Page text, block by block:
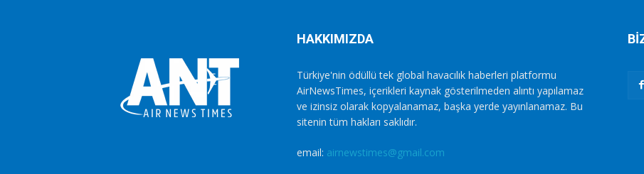
HAKKIMIZDA
Türkiye'nin ödüllü tek global havacılık haberleri platformu
AirNewsTimes, içerikleri kaynak gösterilmeden alıntı yapılamaz
ve izinsiz olarak kopyalanamaz, başka yerde yayınlanamaz. Bu
sitenin tüm hakları saklıdır.
email: airnewstimes@gmail.com